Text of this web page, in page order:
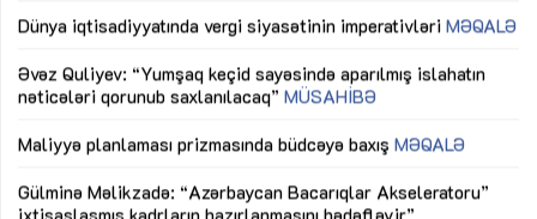
Dünya iqtisadiyyatında vergi siyasətinin imperativləri MƏQALƏ
Əvəz Quliyev: “Yumşaq keçid sayəsində aparılmış islahatın
nəticələri qorunub saxlanılacaq”MÜSAHİBƏ
Maliyyə planlaması prizmasında büdcəyə baxış MƏQALƏ
Gülminə Məlikzadə: “Azərbaycan Bacarıqlar Akseleratoru”
ixtisaslaşmış kadrların hazırlanmasını hədəfləyir”